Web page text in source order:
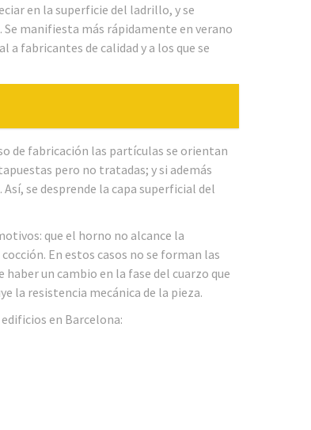
en la superficie del ladrillo, y se
manifiesta más rápidamente en verano
fabricantes de calidad y a los que se
de fabricación las partículas se orientan
pero no tratadas; y si además
se desprende la capa superficial del
que el horno no alcance la
En estos casos no se forman las
un cambio en la fase del cuarzo que
la resistencia mecánica de la pieza.
en Barcelona: